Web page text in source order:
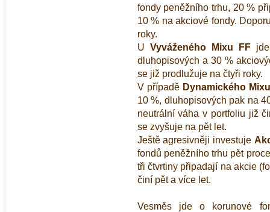
fondy peněžního trhu, 20 %
10 % na akciové fondy.
roky.
U Vyváženého Mixu FFjde
dluhopisových a 30 %
se již prodlužuje na čtyři roky.
V případě Dynamického
10 %, dluhopisových pak na
neutrální váha v portfoliu již
se zvyšuje na pět let.
Ještě agresivněji investuje
fondů peněžního trhu pět
tři čtvrtiny připadají na akcie
činí pět a více let.
Vesměs jde o korunové